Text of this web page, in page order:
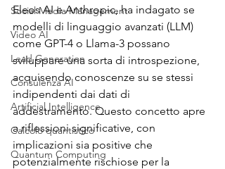
Social Media Management
Video AI
Lead Generation
Consulenza AI
Artificial Intelligence
Calcolo quantistico
Quantum Computing
Eleos AI e Anthropic, ha indagato se
modelli di linguaggio avanzati (LLM)
come GPT-4 o Llama-3 possano
sviluppare una sorta di introspezione,
acquisendo conoscenze su se stessi
indipendenti dai dati di
addestramento. Questo concetto apre
a riflessioni significative, con
implicazioni sia positive che
potenzialmente rischiose per la